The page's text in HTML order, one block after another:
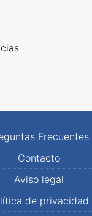
Frecuentes
Contacto
Aviso legal
de privacidad